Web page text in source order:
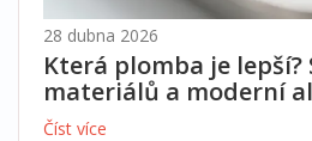
28 dubna 2026
Která plomba je lepší?
materiálů a moderní
Číst více